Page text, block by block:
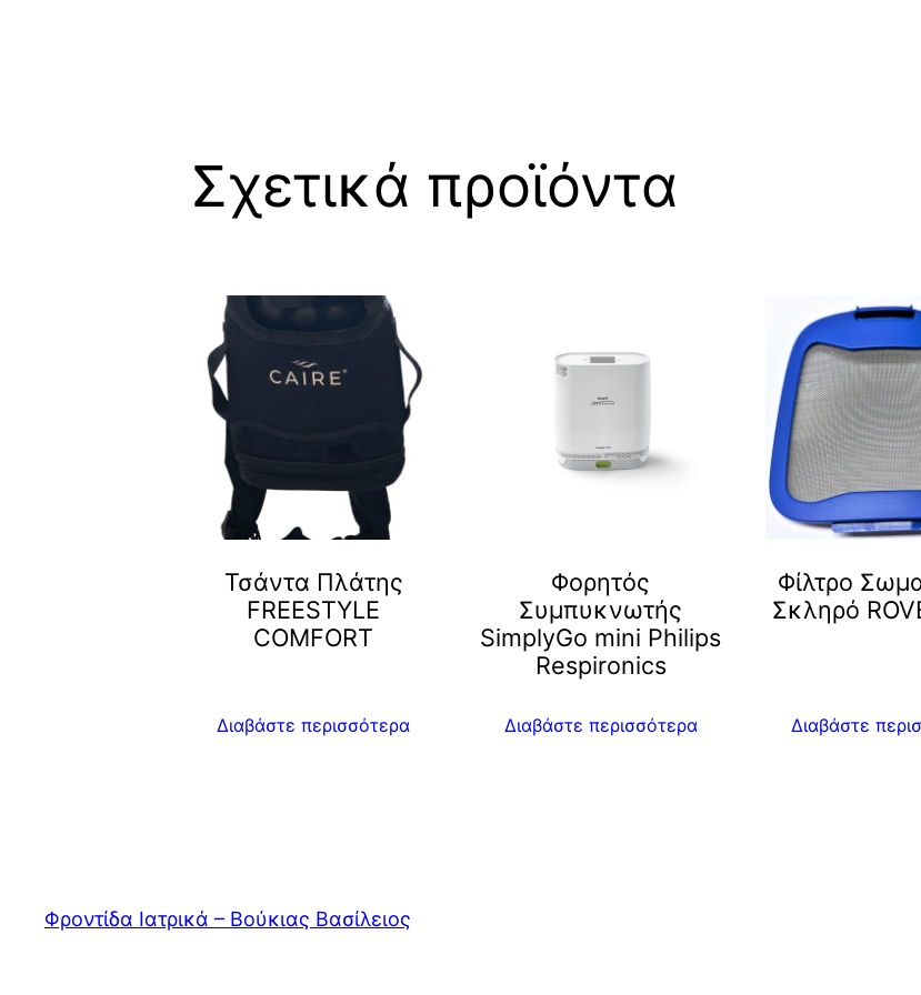
Σχετικά προϊόντα
Τσάντα Πλάτης
FREESTYLE
COMFORT
Διαβάστε περισσότερα
Φορητός
Συμπυκνωτής
SimplyGo mini Philips
Respironics
Διαβάστε περισσότερα
Φίλτρο
Σκληρό
Διαβάστε
Φροντίδα Ιατρικά – Βούκιας Βασίλειος